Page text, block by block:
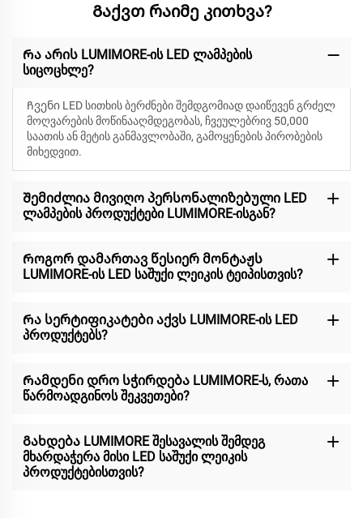
Გაქვთ რაიმე კითხვა?
Რა არის LUMIMORE-ის LED ლამპების
სიცოცხლე?
Ჩვენი LED სითხის ბერძნები შემდგომიად დაიწევენგრძელ
მოღვარების მოწინააღმდეგობას, ჩვეულებრივ 50,000
საათის ან მეტის განმავლობაში, გამოყენების პირობების
მიხედვით.
Შემიძლია მივიღო პერსონალიზებული LED
ლამპების პროდუქტები LUMIMORE-ისგან?
Როგორ დამართავ წესიერ მონტაჟს
LUMIMORE-ის LED საშუქი ლეიკის ტეიპისთვის?
Რა სერტიფიკატები აქვს LUMIMORE-ის LED
პროდუქტებს?
Რამდენი დრო სჭირდება LUMIMORE-ს, რათა
წარმოადგინოს შეკვეთები?
Გახდება LUMIMORE შესავალის შემდეგ
მხარდაჭერა მისი LED საშუქი ლეიკის
პროდუქტებისთვის?